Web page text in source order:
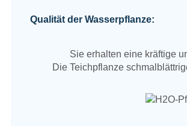
Qualität der Wasserpflanze:
Sie erhalten eine kräftige
Die Teichpflanze